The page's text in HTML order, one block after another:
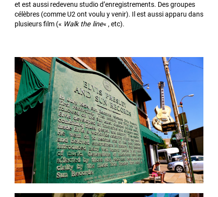
et est aussi redevenu studio d’enregistrements. Des groupes
célèbres (comme U2 ont voulu y venir). Il est aussi apparu dans
plusieurs film (« Walk the line« , etc).